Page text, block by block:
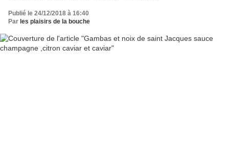
Publié le 24/12/2018 à 16:40
Par les plaisirs de la bouche